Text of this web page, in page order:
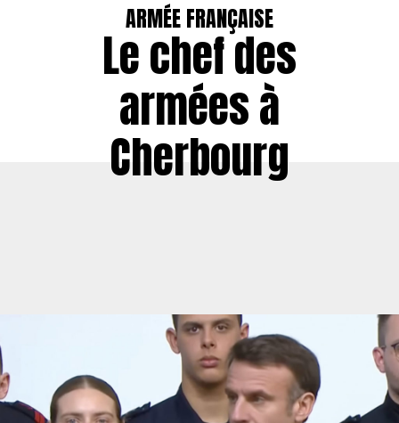
ARMÉE FRANÇAISE
Le chef des
armées à
Cherbourg